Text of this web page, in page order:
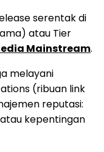
serentak di
atau Tier
Mainstream.
melayani
(ribuan link
reputasi:
kepentingan